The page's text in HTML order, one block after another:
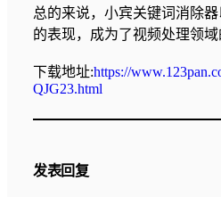
总的来说，小宾关键词消除
的表现，成为了视频处理领域
下载地址:https://
QJG23.html
发表回复